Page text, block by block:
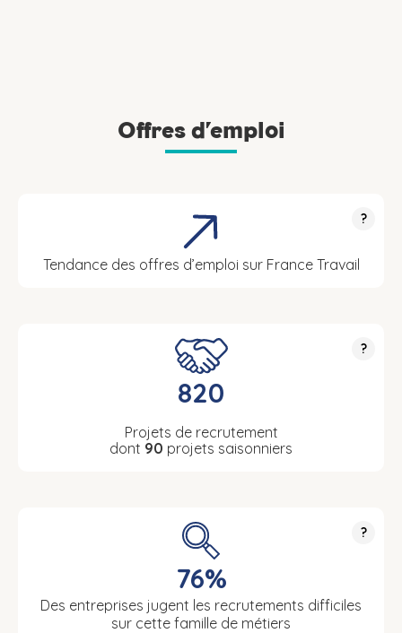
Offres d’emploi
?
Tendance des offres d’emploi sur France Travail
?
820
Projets de recrutement
dont 90 projets saisonniers
?
76%
Des entreprises jugent les recrutements difficiles
sur cette famille de métiers